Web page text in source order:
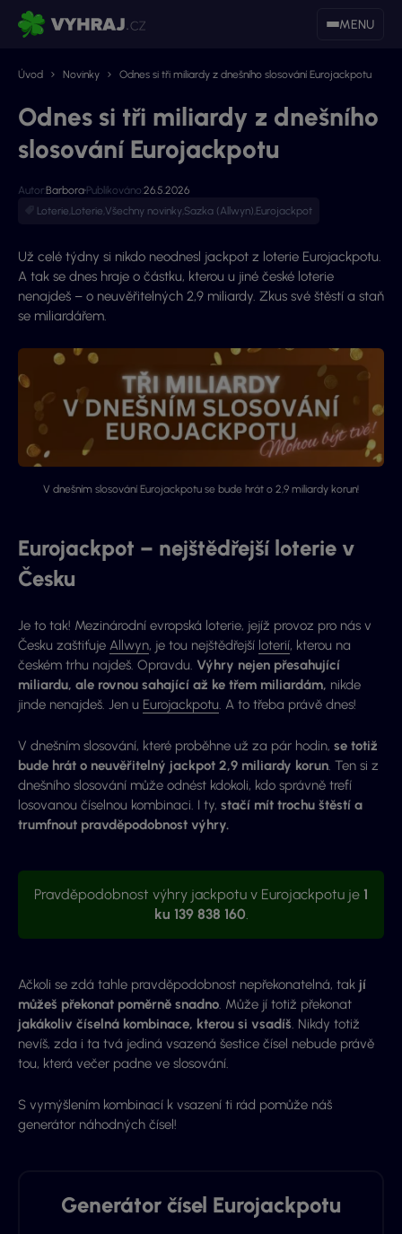
MENU
Úvod Novinky Odnes si tři miliardy z dnešního slosování Eurojackpotu
Odnes si tři miliardy z dnešního
slosování Eurojackpotu
Autor: Barbora Publikováno: 26.5.2026
Loterie,Loterie,Všechny novinky,Sazka (Allwyn),Eurojackpot
Už celé týdny si nikdo neodnesl jackpot z loterie Eurojackpotu.
A tak se dnes hraje o částku, kterou u jiné české loterie
nenajdeš – o neuvěřitelných 2,9 miliardy. Zkus své štěstí a staň
se miliardářem.
V dnešním slosování Eurojackpotu se bude hrát o 2,9 miliardy korun!
Eurojackpot – nejštědřejší loterie v
Česku
Je to tak! Mezinárodní evropská loterie, jejíž provoz pro nás v
Česku zaštiťuje Allwyn, je tou nejštědřejší loterií, kterou na
českém trhu najdeš. Opravdu. Výhry nejen přesahující
miliardu, ale rovnou sahající až ke třem miliardám, nikde
jinde nenajdeš. Jen u Eurojackpotu. A to třeba právě dnes!
V dnešním slosování, které proběhne už za pár hodin, se totiž
bude hrát o neuvěřitelný jackpot 2,9 miliardy korun. Ten si z
dnešního slosování může odnést kdokoli, kdo správně trefí
losovanou číselnou kombinaci. I ty, stačí mít trochu štěstí a
trumfnout pravděpodobnost výhry.
Pravděpodobnost výhry jackpotu v Eurojackpotu je 1
ku 139 838 160.
Ačkoli se zdá tahle pravděpodobnost nepřekonatelná, tak jí
můžeš překonat poměrně snadno. Může jí totiž překonat
jakákoliv číselná kombinace, kterou si vsadíš. Nikdy totiž
nevíš, zda i ta tvá jediná vsazená šestice čísel nebude právě
tou, která večer padne ve slosování.
S vymýšlením kombinací k vsazení ti rád pomůže náš
generátor náhodných čísel!
Generátor čísel Eurojackpotu